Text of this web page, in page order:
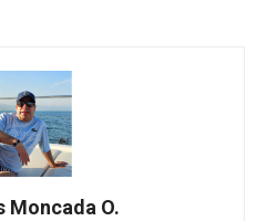
Moncada O.